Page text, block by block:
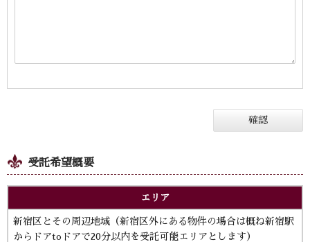
受託希望概要
エリア
新宿区とその周辺地域（新宿区外にある物件の場合は概ね新宿駅
からドアtoドアで20分以内を受託可能エリアとします）